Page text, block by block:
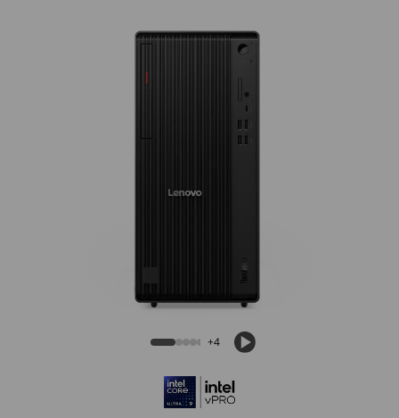
Lenovo ThinkCentre M90t Gen 6 Intel
+4